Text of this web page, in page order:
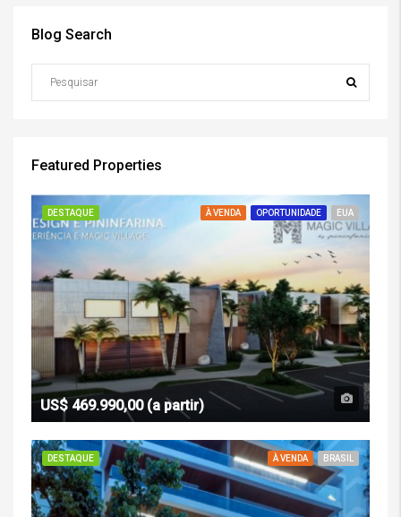
Blog Search
Featured Properties
DESTAQUE À VENDA OPORTUNIDADE EUA
US$ 469.990,00 (a partir)
DESTAQUE À VENDA BRASIL